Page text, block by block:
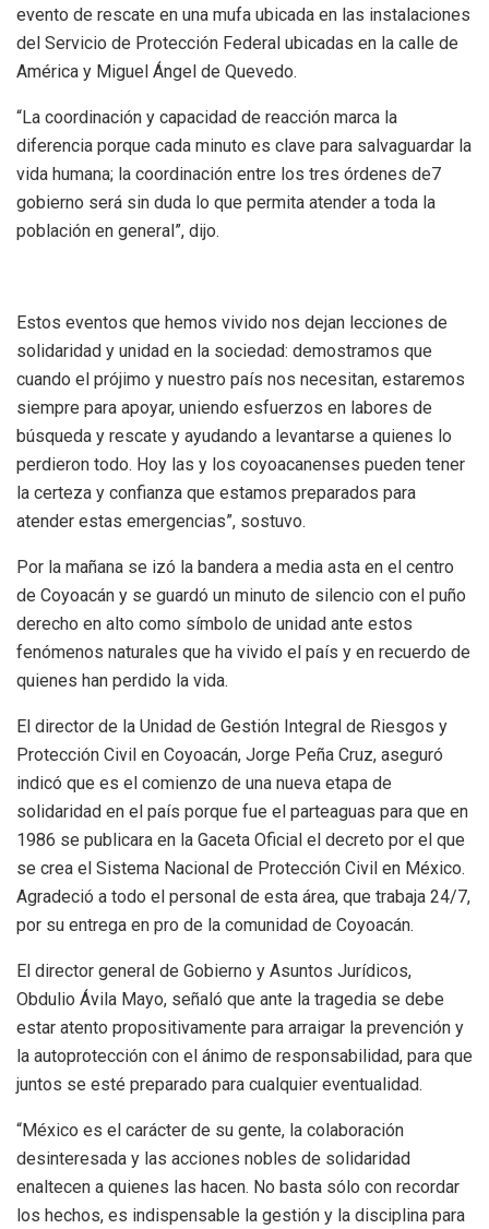
evento de rescate en una mufa ubicada en las instalaciones
del Servicio de Protección Federal ubicadas en la calle de
América y Miguel Ángel de Quevedo.
“La coordinación y capacidad de reacción marca la
diferencia porque cada minuto es clave para salvaguardar la
vida humana; la coordinación entre los tres órdenes de7
gobierno será sin duda lo que permita atender a toda la
población en general”, dijo.
Estos eventos que hemos vivido nos dejan lecciones de
solidaridad y unidad en la sociedad: demostramos que
cuando el prójimo y nuestro país nos necesitan, estaremos
siempre para apoyar, uniendo esfuerzos en labores de
búsqueda y rescate y ayudando a levantarse a quienes lo
perdieron todo. Hoy las y los coyoacanenses pueden tener
la certeza y confianza que estamos preparados para
atender estas emergencias”, sostuvo.
Por la mañana se izó la bandera a media asta en el centro
de Coyoacán y se guardó un minuto de silencio con el puño
derecho en alto como símbolo de unidad ante estos
fenómenos naturales que ha vivido el país y en recuerdo de
quienes han perdido la vida.
El director de la Unidad de Gestión Integral de Riesgos y
Protección Civil en Coyoacán, Jorge Peña Cruz, aseguró
indicó que es el comienzo de una nueva etapa de
solidaridad en el país porque fue el parteaguas para que en
1986 se publicara en la Gaceta Oficial el decreto por el que
se crea el Sistema Nacional de Protección Civil en México.
Agradeció a todo el personal de esta área, que trabaja 24/7,
por su entrega en pro de la comunidad de Coyoacán.
El director general de Gobierno y Asuntos Jurídicos,
Obdulio Ávila Mayo, señaló que ante la tragedia se debe
estar atento propositivamente para arraigar la prevención y
la autoprotección con el ánimo de responsabilidad, para que
juntos se esté preparado para cualquier eventualidad.
“México es el carácter de su gente, la colaboración
desinteresada y las acciones nobles de solidaridad
enaltecen a quienes las hacen. No basta sólo con recordar
los hechos, es indispensable la gestión y la disciplina para